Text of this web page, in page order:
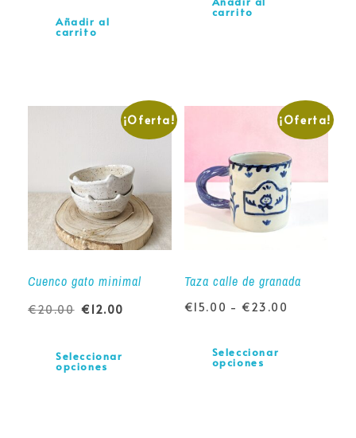
Añadir al
carrito
carrito
¡Oferta!
Cuenco gato minimal
€20.00 € 12.00
Seleccionar
opciones
¡Oferta!
Taza calle de granada
€15.00 - €23.00
Seleccionar
opciones